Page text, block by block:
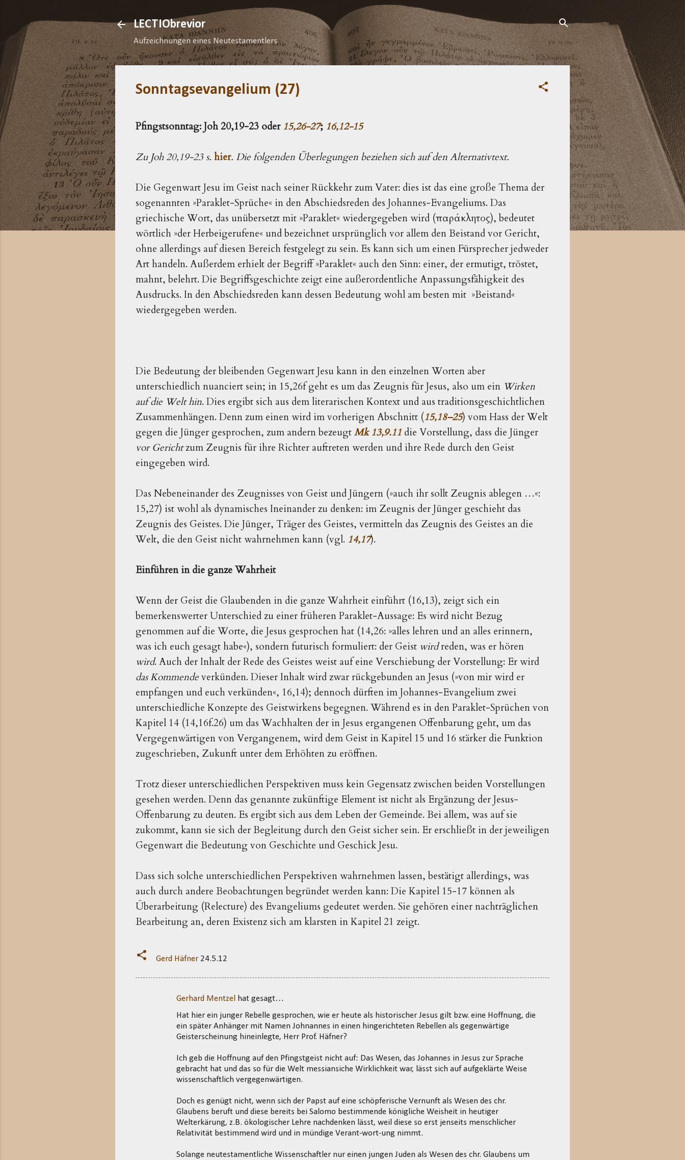
Direkt zum Hauptbereich
LECTIObrevior
Aufzeichnungen eines Neutestamentlers
Sonntagsevangelium (27)
Pfingstsonntag: Joh 20,19-23 oder 15,26-27; 16,12-15
Zu Joh 20,19-23 s. hier. Die folgenden Überlegungen beziehen sich auf den Alternativtext.
Die Gegenwart Jesu im Geist nach seiner Rückkehr zum Va­ter: dies ist das eine große Thema der
sogenannten »Para­klet-Sprüche« in den Abschiedsreden des Johannes-Evange­liums. Das
griechische Wort, das unübersetzt mit »Paraklet« wiedergegeben wird (παράκλητος), bedeutet
wörtlich »der Herbeigerufene« und bezeichnet ursprünglich vor allem den Beistand vor Gericht,
ohne allerdings auf diesen Bereich festgelegt zu sein. Es kann sich um einen Fürsprecher jedweder
Art handeln. Außerdem erhielt der Begriff »Paraklet« auch den Sinn: einer, der ermutigt, tröstet,
mahnt, belehrt. Die Begriffsgeschichte zeigt eine außerordentliche Anpassungsfähigkeit des
Ausdrucks. In den Abschiedsreden kann dessen Bedeutung wohl am besten mit »Beistand«
wiedergegeben werden.
Die Bedeutung der bleibenden Gegenwart Jesu kann in den einzel­nen Worten aber
unterschiedlich nuanciert sein; in 15,26f geht es um das Zeugnis für Jesus, also um ein Wirken
auf die Welt hin. Dies ergibt sich aus dem literarischen Kontext und aus traditionsgeschichtlichen
Zusammenhängen. Denn zum einen wird im vorherigen Abschnitt (15,18–25) vom Hass der Welt
gegen die Jünger gesprochen, zum andern bezeugtMk 13,9.11 die Vorstellung, dass die Jünger
vor Gerichtzum Zeugnis für ihre Richter auftreten werden und ihre Rede durch den Geist
eingegeben wird.
Das Nebeneinander des Zeugnisses von Geist und Jün­gern (»auch ihr sollt Zeugnis ablegen …«:
15,27) ist wohl als dynamisches Ineinander zu denken: im Zeugnis der Jün­ger geschieht das
Zeugnis des Geistes. Die Jünger, Träger des Geistes, vermitteln das Zeugnis des Geistes an die
Welt, die den Geist nicht wahrnehmen kann (vgl. 14,17).
Einführen in die ganze Wahrheit
Wenn der Geist die Glaubenden in die ganze Wahrheit ein­führt (16,13), zeigt sich ein
bemerkenswerter Unterschied zu einer früheren Paraklet-Aussage: Es wird nicht Bezug
genommen auf die Worte, die Jesus gesprochen hat (14,26: »alles lehren und an alles erinnern,
was ich euch gesagt habe«), sondern futurisch formuliert: der Geist wirdreden, was er hören
wird. Auch der Inhalt der Rede des Geistes weist auf eine Verschiebung der Vorstellung: Er wird
das Kommendeverkünden. Dieser Inhalt wird zwar rückgebunden an Jesus (»von mir wird er
empfangen und euch verkünden«, 16,14); dennoch dürften im Johannes-Evangelium zwei
unterschiedliche Konzepte des Geistwirkens begegnen. Während es in den Paraklet-Sprüchen von
Kapitel 14 (14,16f.26) um das Wachhalten der in Jesus ergangenen Offenbarung geht, um das
Vergegenwärtigen von Vergangenem, wird dem Geist in Kapitel 15 und 16 stärker die Funktion
zugeschrieben, Zukunft unter dem Erhöhten zu eröffnen.
Trotz dieser unterschiedlichen Perspektiven muss kein Gegensatz zwischen beiden Vorstellungen
gesehen werden. Denn das genannte zukünftige Element ist nicht als Ergänzung der Jesus-
Offenbarung zu deuten. Es ergibt sich aus dem Leben der Ge­meinde. Bei allem, was auf sie
zukommt, kann sie sich der Begleitung durch den Geist sicher sein. Er erschließt in der jeweiligen
Gegenwart die Bedeutung von Geschichte und Geschick Jesu.
Dass sich solche unterschiedlichen Perspektiven wahrnehmen lassen, bestätigt allerdings, was
auch durch andere Beobachtungen begründet werden kann: Die Kapitel 15-17 können als
Überarbeitung (Relecture) des Evangeliums gedeutet werden. Sie gehören einer nachträglichen
Bearbeitung an, deren Existenz sich am klarsten in Kapitel 21 zeigt.
Gerd Häfner 24.5.12
Gerhard Mentzel
hat gesagt…
Hat hier ein junger Rebelle gesprochen, wie er heute als historischer Jesus gilt bzw. eine Hoffnung, die
ein später Anhänger mit Namen Johnannes in einen hingerichteten Rebellen als gegenwärtige
Geisterscheinung hineinlegte, Herr Prof. Häfner?
Ich geb die Hoffnung auf den Pfingstgeist nicht auf: Das Wesen, das Johannes in Jesus zur Sprache
gebracht hat und das so für die Welt messiansiche Wirklichkeit war, lässt sich auf aufgeklärte Weise
wissenschaftlich vergegenwärtigen.
Doch es genügt nicht, wenn sich der Papst auf eine schöpferische Vernunft als Wesen des chr.
Glaubens beruft und diese bereits bei Salomo bestimmende königliche Weisheit in heutiger
Welterkärung, z.B. ökologischer Lehre nachdenken lässt, weil diese so erst jenseits menschlicher
Relativität bestimmend wird und in mündige Verant-wort-ung nimmt.
Solange neutestamentliche Wissenschaftler nur einen jungen Juden als Wesen des chr. Glaubens um